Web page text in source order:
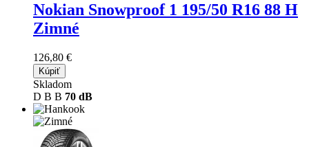
Nokian Snowproof 1 195/50 R16 88 H
Zimné
126,80 €
Kúpiť
Skladom
D B B 70 dB